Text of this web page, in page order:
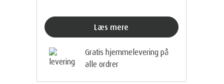
Læs mere
Gratis hjemmelevering på
alle ordrer